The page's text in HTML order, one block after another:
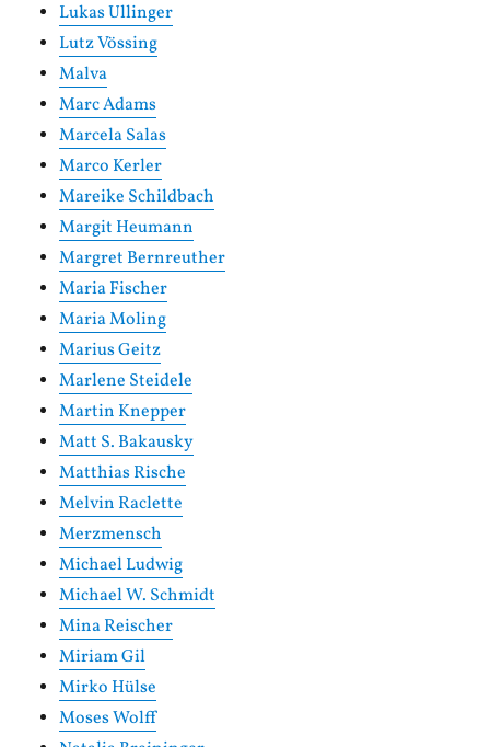
Lukas Ullinger
Lutz Vössing
Malva
Marc Adams
Marcela Salas
Marco Kerler
Mareike Schildbach
Margit Heumann
Margret Bernreuther
Maria Fischer
Maria Moling
Marius Geitz
Marlene Steidele
Martin Knepper
Matt S. Bakausky
Matthias Rische
Melvin Raclette
Merzmensch
Michael Ludwig
Michael W. Schmidt
Mina Reischer
Miriam Gil
Mirko Hülse
Moses Wolff